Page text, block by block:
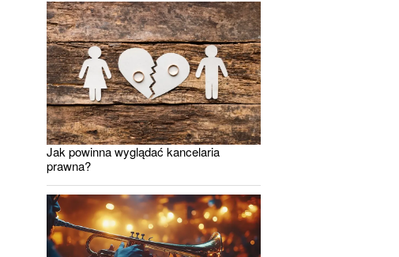
Jak powinna wyglądać kancelaria
prawna?